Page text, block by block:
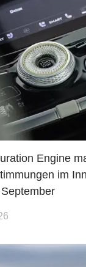
Engine
im